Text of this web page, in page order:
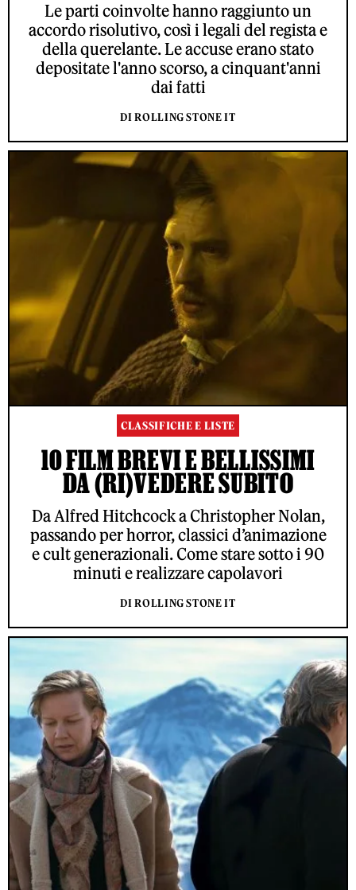
Le parti coinvolte hanno raggiunto un
accordo risolutivo, così i legali del regista e
della querelante. Le accuse erano stato
depositate l'anno scorso, a cinquant'anni
dai fatti
DI ROLLING STONE IT
CLASSIFICHE E LISTE
10 FILM BREVI E BELLISSIMI
DA (RI)VEDERE SUBITO
Da Alfred Hitchcock a Christopher Nolan,
passando per horror, classici d’animazione
e cult generazionali. Come stare sotto i 90
minuti e realizzare capolavori
DI ROLLING STONE IT